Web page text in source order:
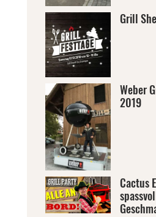
Grill
Weber
2019
Cactus